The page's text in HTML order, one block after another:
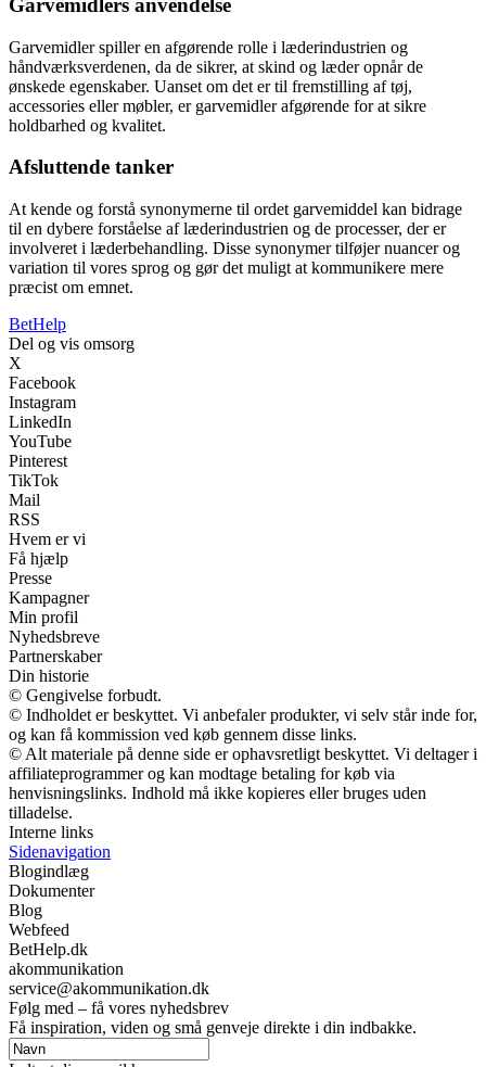
Garvemidlers anvendelse
Garvemidler spiller en afgørende rolle i læderindustrien og
håndværksverdenen, da de sikrer, at skind og læder opnår de
ønskede egenskaber. Uanset om det er til fremstilling af tøj,
accessories eller møbler, er garvemidler afgørende for at sikre
holdbarhed og kvalitet.
Afsluttende tanker
At kende og forstå synonymerne til ordet garvemiddel kan bidrage
til en dybere forståelse af læderindustrien og de processer, der er
involveret i læderbehandling. Disse synonymer tilføjer nuancer og
variation til vores sprog og gør det muligt at kommunikere mere
præcist om emnet.
BetHelp
Del og vis omsorg
X
Facebook
Instagram
LinkedIn
YouTube
Pinterest
TikTok
Mail
RSS
Hvem er vi
Få hjælp
Presse
Kampagner
Min profil
Nyhedsbreve
Partnerskaber
Din historie
© Gengivelse forbudt.
© Indholdet er beskyttet. Vi anbefaler produkter, vi selv står inde for,
og kan få kommission ved køb gennem disse links.
© Alt materiale på denne side er ophavsretligt beskyttet. Vi deltager i
affiliateprogrammer og kan modtage betaling for køb via
henvisningslinks. Indhold må ikke kopieres eller bruges uden
tilladelse.
Interne links
Sidenavigation
Blogindlæg
Dokumenter
Blog
Webfeed
BetHelp.dk
akommunikation
service@akommunikation.dk
Følg med – få vores nyhedsbrev
Få inspiration, viden og små genveje direkte i din indbakke.